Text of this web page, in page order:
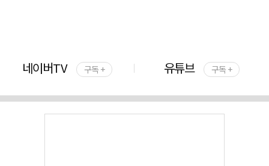
네이버TV 구독 + 유튜브 구독 +